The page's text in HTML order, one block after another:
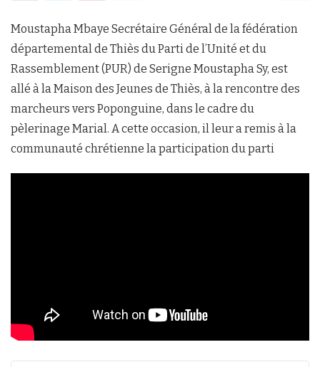
Moustapha Mbaye Secrétaire Général de la fédération
départemental de Thiès du Parti de l’Unité et du
Rassemblement (PUR) de Serigne Moustapha Sy, est
allé à la Maison des Jeunes de Thiès, à la rencontre des
marcheurs vers Poponguine, dans le cadre du
pèlerinage Marial. A cette occasion, il leur a remis à la
communauté chrétienne la participation du parti